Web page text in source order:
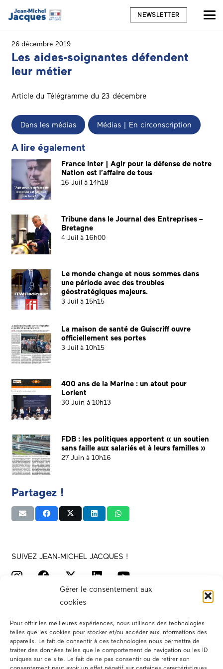
Gérer le consentement aux
cookies
Pour offrir les meilleures expériences, nous utilisons des technologies
telles que les cookies pour stocker et/ou accéder aux informations des
appareils. Le fait de consentir à ces technologies nous permettra de
traiter des données telles que le comportement de navigation ou les ID
uniques sur ce site. Le fait de ne pas consentir ou de retirer son
NEWSLETTER
26 décembre 2019
Les aides-soignantes défendent
leur métier
Article du Télégramme du 23 décembre
Dans les médias Médias | En circonscription
A lire également
France Inter | Agir pour la défense de notre
Nation est l’affaire de tous
16 Juil à 14h18
Tribune dans le Journal des Entreprises –
Bretagne
4 Juil à 16h00
Le monde change et nous sommes dans
une période avec des troubles
géostratégiques majeurs.
3 Juil à 15h15
La maison de santé de Guiscriff ouvre
officiellement ses portes
3 Juil à 10h15
400 ans de la Marine : un atout pour
Lorient
30 Juin à 10h13
FDB : les politiques apportent « un soutien
sans faille aux salariés et à leurs familles »
27 Juin à 10h16
Partagez !
SUIVEZ JEAN-MICHEL JACQUES !
Votre député